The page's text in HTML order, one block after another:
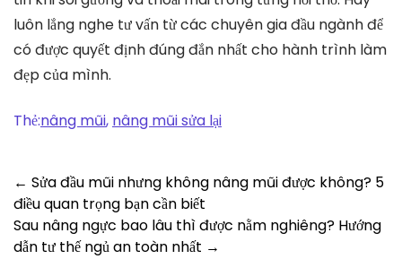
luôn lắng nghe tư vấn từ các chuyên gia đầu ngành để
có được quyết định đúng đắn nhất cho hành trình làm
đẹp của mình.
Thẻ:nâng mũi, nâng mũi sửa lại
Post
navigation
← Sửa đầu mũi nhưng không nâng mũi được không? 5
điều quan trọng bạn cần biết
Sau nâng ngực bao lâu thì được nằm nghiêng? Hướng
dẫn tư thế ngủ an toàn nhất →